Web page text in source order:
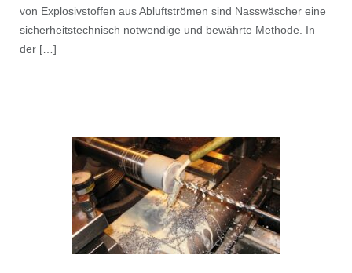
von Explosivstoffen aus Abluftströmen sind Nasswäscher eine
sicherheitstechnisch notwendige und bewährte Methode. In
der […]